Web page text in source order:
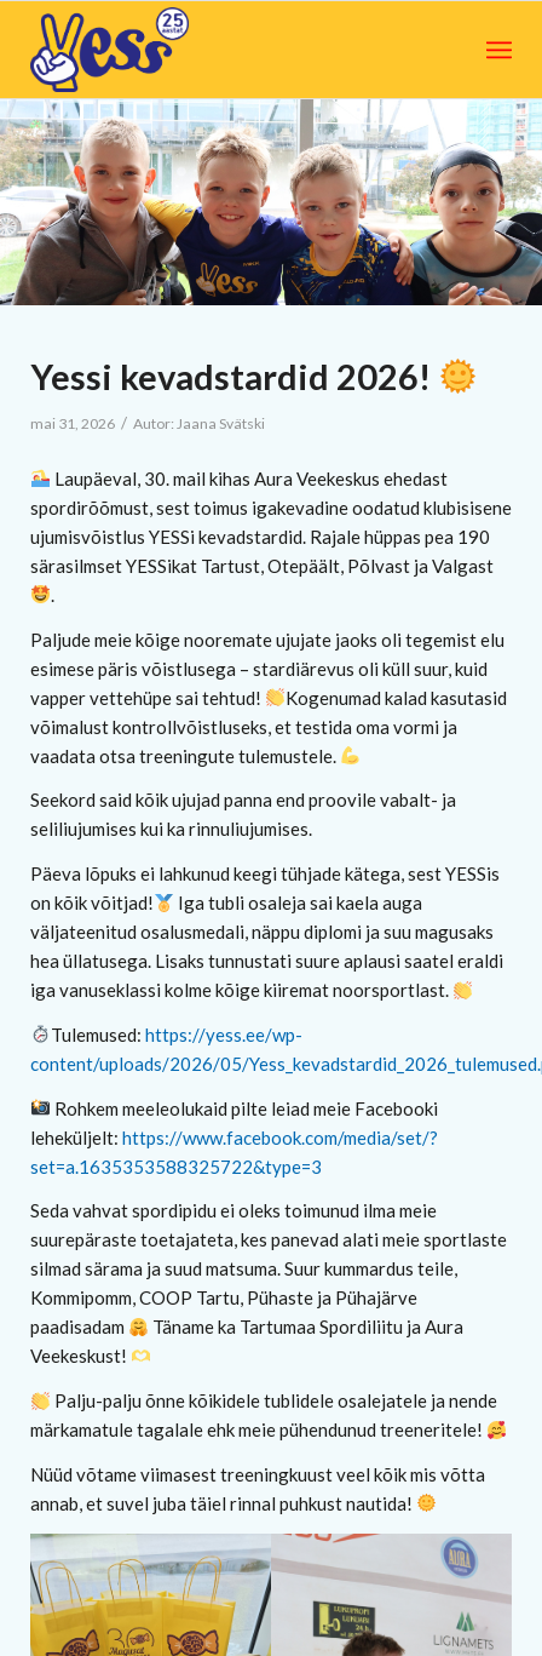
Yessi kevadstardid 2026!
mai 31, 2026 / Autor: Jaana Svätski
Laupäeval, 30. mail kihas Aura Veekeskus ehedast
spordirõõmust, sest toimus igakevadine oodatud klubisisene
ujumisvõistlus YESSi kevadstardid. Rajale hüppas pea 190
särasilmset YESSikat Tartust, Otepäält, Põlvast ja Valgast
.
Paljude meie kõige nooremate ujujate jaoks oli tegemist elu
esimese päris võistlusega – stardiärevus oli küll suur, kuid
vapper vettehüpe sai tehtud!
Kogenumad kalad kasutasid
võimalust kontrollvõistluseks, et testida oma vormi ja
vaadata otsa treeningute tulemustele.
Seekord said kõik ujujad panna end proovile vabalt- ja
seliliujumises kui ka rinnuliujumises.
Päeva lõpuks ei lahkunud keegi tühjade kätega, sest YESSis
on kõik võitjad!
Iga tubli osaleja sai kaela auga
väljateenitud osalusmedali, näppu diplomi ja suu magusaks
hea üllatusega. Lisaks tunnustati suure aplausi saatel eraldi
iga vanuseklassi kolme kõige kiiremat noorsportlast.
Tulemused:https://yess.ee/wp-
content/uploads/2026/05/
Rohkem meeleolukaid pilte leiad meie Facebooki
leheküljelt: https://www.facebook.com/media/set/?
set=a.1635353588325722&type=3
Seda vahvat spordipidu ei oleks toimunud ilma meie
suurepäraste toetajateta, kes panevad alati meie sportlaste
silmad särama ja suud matsuma. Suur kummardus teile,
Kommipomm, COOP Tartu, Pühaste ja Pühajärve
paadisadam
Täname ka Tartumaa Spordiliitu ja Aura
Veekeskust!
Palju-palju õnne kõikidele tublidele osalejatele ja nende
märkamatule tagalale ehk meie pühendunud treeneritele!
Nüüd võtame viimasest treeningkuust veel kõik mis võtta
annab, et suvel juba täiel rinnal puhkust nautida!